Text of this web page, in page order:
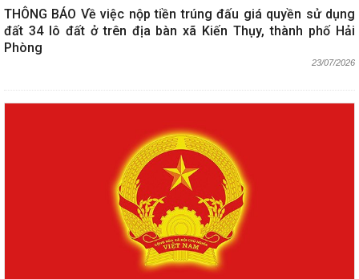
THÔNG BÁO Về việc nộp tiền trúng đấu giá quyền sử dụng
đất 34 lô đất ở trên địa bàn xã Kiến Thụy, thành phố Hải
Phòng
23/07/2026